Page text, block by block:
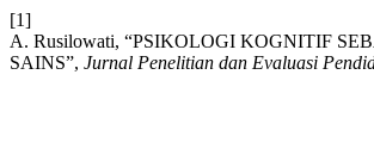
[1]
A. Rusilowati, “PSIKOLOGI KOGNITIF
SAINS”, Jurnal Penelitian dan Evaluasi